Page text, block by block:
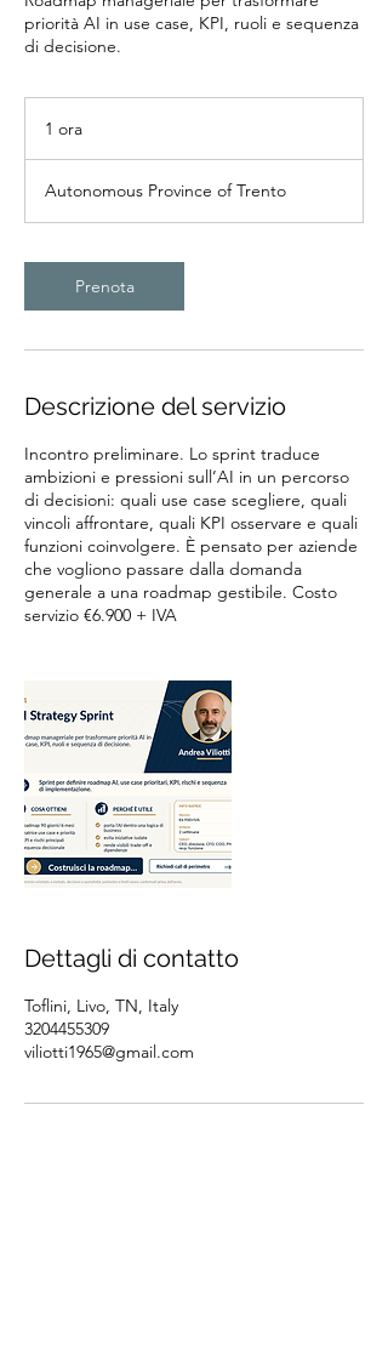
priorità AI in use case, KPI, ruoli e sequenza
di decisione.
1 ora
Autonomous Province of Trento
Prenota
Descrizione del servizio
Incontro preliminare. Lo sprint traduce
ambizioni e pressioni sull’AI in un percorso
di decisioni: quali use case scegliere, quali
vincoli affrontare, quali KPI osservare e quali
funzioni coinvolgere. È pensato per aziende
che vogliono passare dalla domanda
generale a una roadmap gestibile. Costo
servizio €6.900 + IVA
Dettagli di contatto
Toflini, Livo, TN, Italy
3204455309
viliotti1965@gmail.com